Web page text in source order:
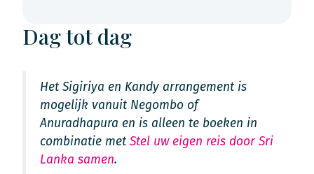
Dag tot dag
Het Sigiriya en Kandy arrangement is
mogelijk vanuit Negombo of
Anuradhapura en is alleen te boeken in
combinatie met Stel uw eigen reis door Sri
Lanka samen.